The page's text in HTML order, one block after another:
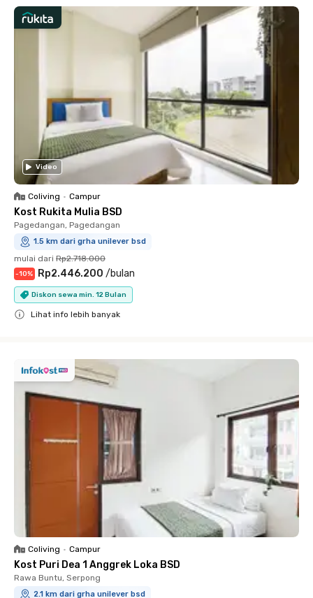
Video
Coliving • Campur
Kost Rukita Mulia BSD
Pagedangan, Pagedangan
1.5 km dari grha unilever bsd
mulai dari Rp2.718.000
-10% Rp2.446.200 /bulan
Diskon sewa min. 12 Bulan
Lihat info lebih banyak
Coliving • Campur
Kost Puri Dea 1 Anggrek Loka BSD
Rawa Buntu, Serpong
2.1 km dari grha unilever bsd